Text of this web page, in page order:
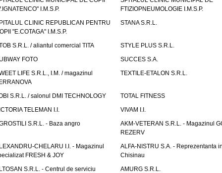
I.M.S.P.
FTIZIOPNEUMOLOGIE I.M.S.P.
CLINIC REPUBLICAN PENTRU
"E.COTAGA" I.M.S.P.
STANA S.R.L.
S.R.L. / aliantul comercial TITA
STYLE PLUS S.R.L.
FOTO
SUCCES S.A.
LIFE S.R.L., I.M. / magazinul
TEXTILE-ETALON S.R.L.
S.R.L. / salonul DMI TECHNOLOGY
TOTAL FITNESS
TELEMAN I.I.
VIVAM I.I.
S.R.L. - Baza angro
AKM-VETERAN S.R.L. - Magazinul
REZERV
CHELARU I.I. - Magazinul
FRESH & JOY
ALFA-NISTRU S.A. - Reprezentanta
Chisinau
S.R.L. - Centrul de serviciu
AMURG S.R.L.